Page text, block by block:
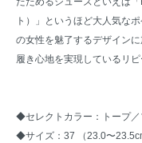
ト）」というほど大人気な
の女性を魅了するデザイン
履き心地を実現しているリ
◆セレクトカラー：トープ／
◆サイズ：37 （23.0〜